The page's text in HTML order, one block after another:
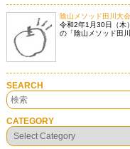
陰山メソッド田川大
令和2年1月30日（木
の「陰山メソッド田川
SEARCH
CATEGORY